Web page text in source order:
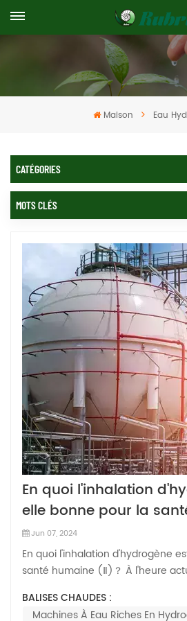
Maison Eau
CATÉGORIES
MOTS CLÉS
En quoi l'inhalation
elle bonne pour la
(Ⅱ) ？
Jun 07, 2024
En quoi l'inhalation d'hydrogène
santé humaine (Ⅱ)？ À l'heure
dans les maladies, ainsi que la
BALISES CHAUDES :
Machines À Eau Riches En